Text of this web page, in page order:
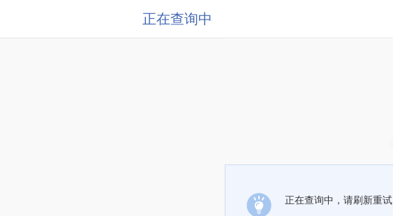
正在查询中
正在查询中，请刷新重试